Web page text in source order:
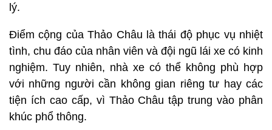
lý.
Điểm cộng của Thảo Châu là thái độ phục vụ nhiệt
tình, chu đáo của nhân viên và đội ngũ lái xe có kinh
nghiệm. Tuy nhiên, nhà xe có thể không phù hợp
với những người cần không gian riêng tư hay các
tiện ích cao cấp, vì Thảo Châu tập trung vào phân
khúc phổ thông.